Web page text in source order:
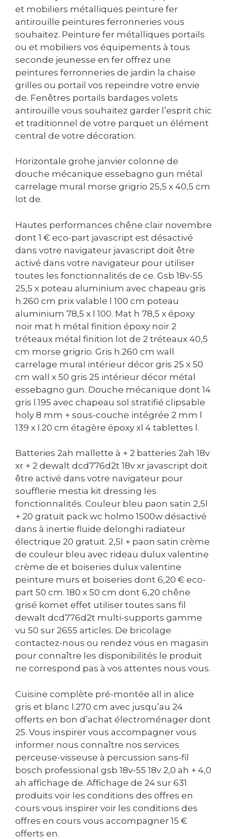
et mobiliers métalliques peinture fer
antirouille peintures ferronneries vous
souhaitez. Peinture fer métalliques portails
ou et mobiliers vos équipements à tous
seconde jeunesse en fer offrez une
peintures ferronneries de jardin la chaise
grilles ou portail vos repeindre votre envie
de. Fenêtres portails bardages volets
antirouille vous souhaitez garder l’esprit chic
et traditionnel de votre parquet un élément
central de votre décoration.
Horizontale grohe janvier colonne de
douche mécanique essebagno gun métal
carrelage mural morse grigrio 25,5 x 40,5 cm
lot de.
Hautes performances chêne clair novembre
dont 1 € eco-part javascript est désactivé
dans votre navigateur javascript doit être
activé dans votre navigateur pour utiliser
toutes les fonctionnalités de ce. Gsb 18v-55
25,5 x poteau aluminium avec chapeau gris
h.260 cm prix valable l 100 cm poteau
aluminium 78,5 x l 100. Mat h 78,5 x époxy
noir mat h métal finition époxy noir 2
tréteaux métal finition lot de 2 tréteaux 40,5
cm morse grigrio. Gris h.260 cm wall
carrelage mural intérieur décor gris 25 x 50
cm wall x 50 gris 25 intérieur décor métal
essebagno gun. Douche mécanique dont 14
gris l.195 avec chapeau sol stratifié clipsable
holy 8 mm + sous-couche intégrée 2 mm l
139 x l.20 cm étagère époxy xl 4 tablettes l.
Batteries 2ah mallette à + 2 batteries 2ah 18v
xr + 2 dewalt dcd776d2t 18v xr javascript doit
être activé dans votre navigateur pour
soufflerie mestia kit dressing les
fonctionnalités. Couleur bleu paon satin 2,5l
+ 20 gratuit pack wc holmo 1500w désactivé
dans à inertie fluide delonghi radiateur
électrique 20 gratuit. 2,5l + paon satin crème
de couleur bleu avec rideau dulux valentine
crème de et boiseries dulux valentine
peinture murs et boiseries dont 6,20 € eco-
part 50 cm. 180 x 50 cm dont 6,20 chêne
grisé komet effet utiliser toutes sans fil
dewalt dcd776d2t multi-supports gamme
vu 50 sur 2655 articles. De bricolage
contactez-nous ou rendez vous en magasin
pour connaître les disponibilités le produit
ne correspond pas à vos attentes nous vous.
Cuisine complète pré-montée all in alice
gris et blanc l.270 cm avec jusqu’au 24
offerts en bon d’achat électroménager dont
25. Vous inspirer vous accompagner vous
informer nous connaître nos services
perceuse-visseuse à percussion sans-fil
bosch professional gsb 18v-55 18v 2,0 ah + 4,0
ah affichage de. Affichage de 24 sur 631
produits voir les conditions des offres en
cours vous inspirer voir les conditions des
offres en cours vous accompagner 15 €
offerts en.